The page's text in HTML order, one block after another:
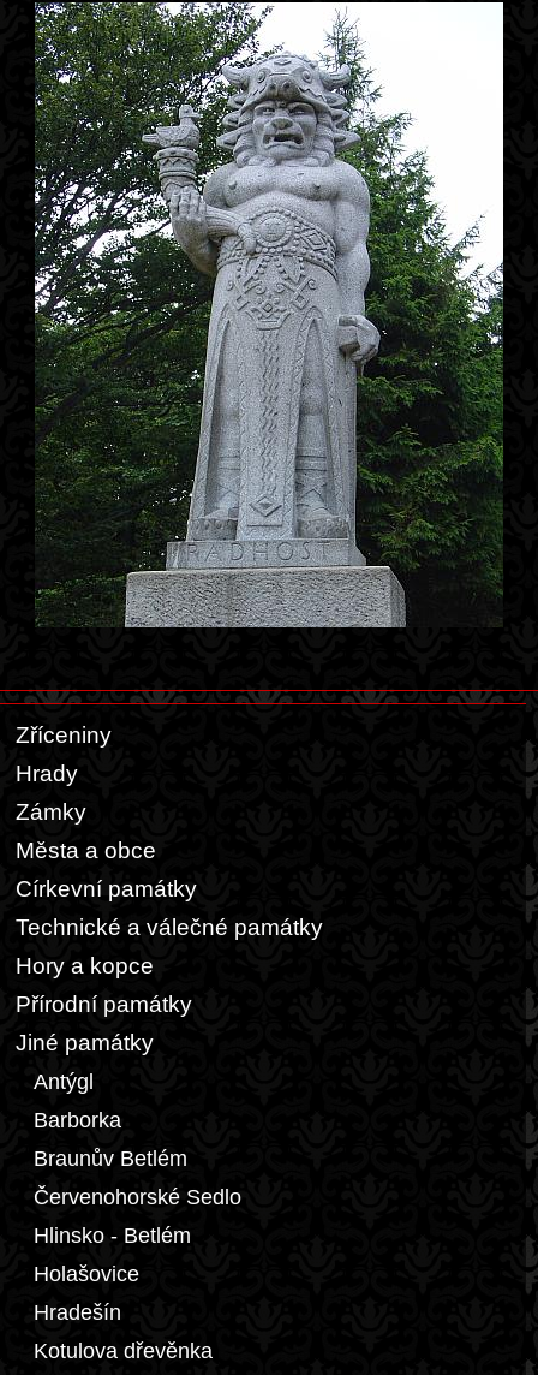
Zříceniny
Hrady
Zámky
Města a obce
Církevní památky
Technické a válečné památky
Hory a kopce
Přírodní památky
Jiné památky
Antýgl
Barborka
Braunův Betlém
Červenohorské Sedlo
Hlinsko - Betlém
Holašovice
Hradešín
Kotulova dřevěnka